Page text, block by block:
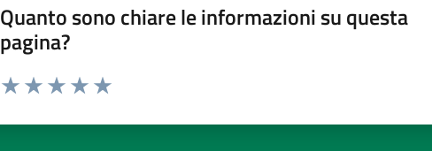
Quanto sono chiare le informazioni su questa
pagina?